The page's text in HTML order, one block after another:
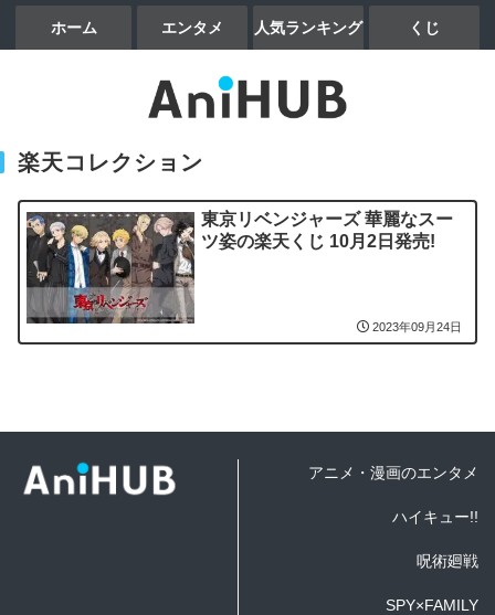
ホーム エンタメ 人気ランキング くじ
楽天コレクション
東京リベンジャーズ 華麗なスー
ツ姿の楽天くじ 10月2日発売!
2023年09月24日
アニメ・漫画のエンタメ
ハイキュー!!
呪術廻戦
SPY×FAMILY